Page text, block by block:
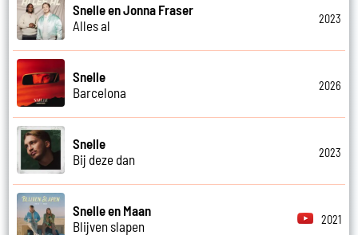
Snelle en Jonna Fraser
Alles al
2023
Snelle
Barcelona
2026
Snelle
Bij deze dan
2023
Snelle en Maan
Blijven slapen
2021